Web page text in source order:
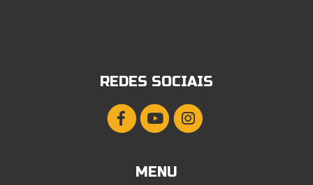
REDES SOCIAIS
MENU